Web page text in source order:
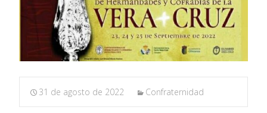
31 de agosto de 2022 Confraternidad